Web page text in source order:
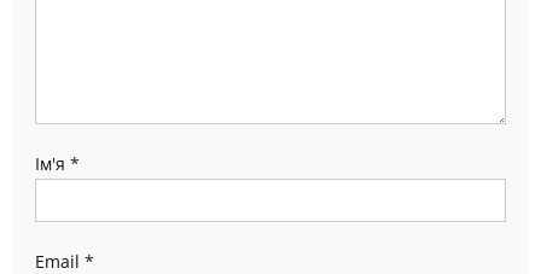
Ім'я *
Email *